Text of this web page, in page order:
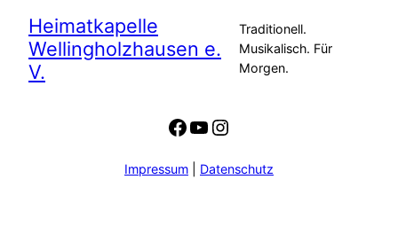
Heimatkapelle
Wellingholzhausen e.
V.
Traditionell.
Musikalisch. Für
Morgen.
Facebook
YouTube
Instagram
Impressum Datenschutz